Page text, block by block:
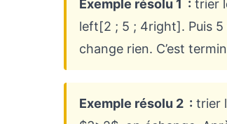
Exemple résolu 1 : trier
left[2 ; 5 ; 4right]. Puis
change rien. C’est
Exemple résolu 2 : trier